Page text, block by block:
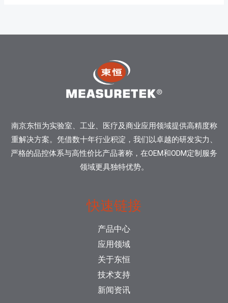
南京东恒为实验室、工业、医疗及商业应用领域提供高精度称
重解决方案。凭借数十年行业积淀，我们以卓越的研发实力、
严格的品控体系与高性价比产品著称，在OEM和ODM定制服务
领域更具独特优势。
快速链接
产品中心
应用领域
关于东恒
技术支持
新闻资讯